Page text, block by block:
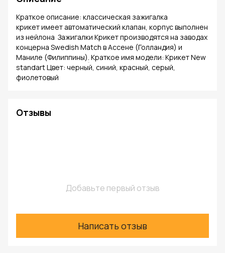
Краткое описание: классическая зажигалка
крикет имеет автоматический клапан, корпус выполнен
из нейлона Зажигалки Крикет производятся на заводах
концерна Swedish Match в Ассене (Голландия) и
Маниле (Филиппины). Краткое имя модели: Крикет New
standart Цвет: черный, синий, красный, серый,
фиолетовый
Отзывы
Добавьте первый отзыв
Написать отзыв